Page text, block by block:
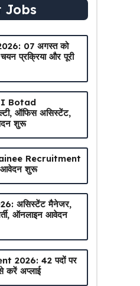
Jobs
07 अगस्त को
प्रक्रिया और पूरी
Botad
ऑफिस असिस्टेंट,
शुरू
Recruitment
आवेदन शुरू
असिस्टेंट मैनेजर,
ऑनलाइन आवेदन
2026: 42 पदों पर
करें अप्लाई